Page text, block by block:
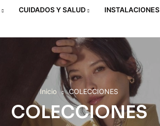
CUIDADOS Y SALUD INSTALACIONES
COLECCIONES
Inicio COLECCIONES